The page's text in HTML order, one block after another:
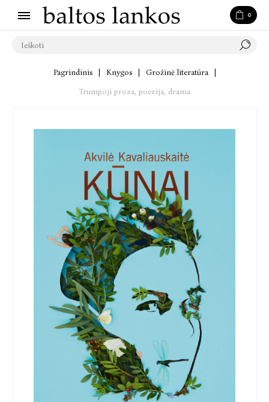
0
Pagrindinis Knygos Grožinė literatūra
Trumpoji proza, poezija, drama